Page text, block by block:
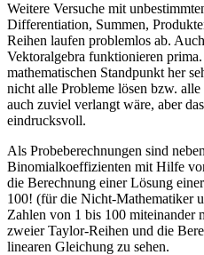
Weitere Versuche mit
Differentiation, Summen,
Reihen laufen problemlos ab.
Vektoralgebra funktionieren
mathematischen Standpunkt her
nicht alle Probleme lösen bzw.
auch zuviel verlangt wäre, aber
eindrucksvoll.
Als Probeberechnungen sind
Binomialkoeffizienten mit Hilfe
die Berechnung einer Lösung
100! (für die Nicht-Mathematiker
Zahlen von 1 bis 100 miteinander
zweier Taylor-Reihen und die
linearen Gleichung zu sehen.